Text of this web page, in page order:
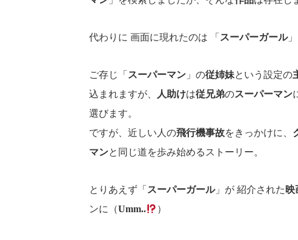
代わりに 画面に現れたのは 「 スーパーガール」
ご存じ「 スーパーマン 」の従姉妹という設定の
込まれますが、
人助けは従兄弟のスーパーマン
選びます。
ですが、近しい人の飛行機事故をきっかけに、
マンと同じ道を歩み始めるストーリー。
とりあえず「 スーパーガール」が 紹介された 映
ンに（Umm.. ）